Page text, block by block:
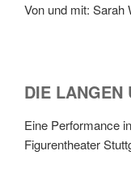
Von und mit: Sarah
DIE LANGEN
Eine Performance
Figurentheater